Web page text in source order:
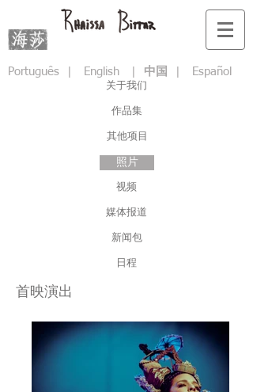
Português English 中国 Español
关于我们
作品集
其他项目
照片
视频
媒体报道
新闻包
日程
首映演出